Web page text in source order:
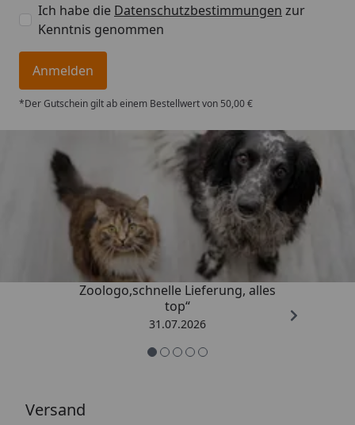
Ich habe die Datenschutzbestimmungen zur
Kenntnis genommen
Anmelden
*Der Gutschein gilt ab einem Bestellwert von 50,00 €
Trusted Shops
4,73/ 5
„Gute Erfahrung mit
Zoologo,schnelle Lieferung, alles
top“
31.07.2026
Versand